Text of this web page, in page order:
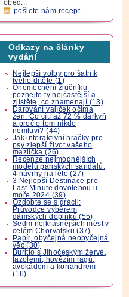
oběd...
pošlete nám recept
Odkazy na články
vydání
Nejlepší volby pro šatník
tvého dítěte (1)
Onemocnění žlučníku –
poznejte ty nejčastější a
zjistěte, co znamenají (13)
Darování vajíček očima
žen: Co cítí až 72 % dárkyň
a proč o tom nikdo
nemluví? (44)
Jak interaktivní hračky pro
psy zlepší život vašeho
mazlíčka (26)
Recenze nejmódnějších
modelů pánských sandálů:
4 návrhy na léto (27)
3 Nejlepší Destinace pro
Last Minute dovolenou u
moře 2024 (39)
Ozdobte se s grácii:
Průvodce výběrem
dámských doplňků (55)
Sedm nejkrásnějších měst v
celém Chorvatsku (37)
Papír, obyčejná neobyčejná
věc (30)
Buritto s Jihočeským žervé,
fazolemi, hovězím ragú,
avokádem a koriandrem
(16)